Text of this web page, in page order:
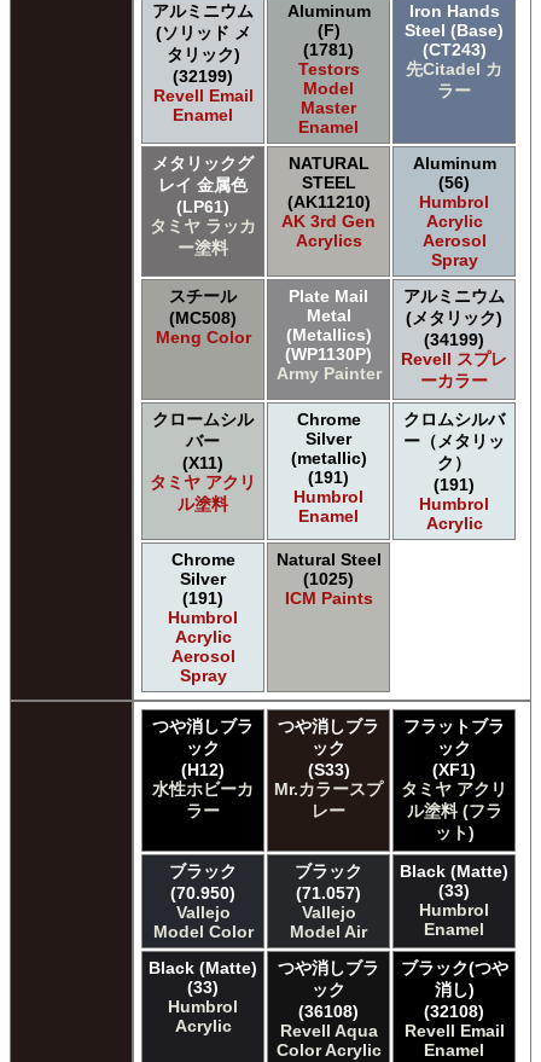
アルミニウム
(ソリッド メ
タリック)
(32199)
Revell Email
Enamel
Aluminum
(F)
(1781)
Testors
Model
Master
Enamel
Iron Hands
Steel (Base)
(CT243)
先Citadel カ
ラー
メタリックグ
レイ 金属色
(LP61)
タミヤ ラッカ
ー塗料
NATURAL
STEEL
(AK11210)
AK 3rd Gen
Acrylics
Aluminum
(56)
Humbrol
Acrylic
Aerosol
Spray
スチール
(MC508)
Meng Color
Plate Mail
Metal
(Metallics)
(WP1130P)
Army Painter
アルミニウム
(メタリック)
(34199)
Revell スプレ
ーカラー
クロームシル
バー
(X11)
タミヤ アクリ
ル塗料
Chrome
Silver
(metallic)
(191)
Humbrol
Enamel
クロムシルバ
ー（メタリッ
ク）
(191)
Humbrol
Acrylic
Chrome
Silver
(191)
Humbrol
Acrylic
Aerosol
Spray
Natural Steel
(1025)
ICM Paints
つや消しブラ
ック
(H12)
水性ホビーカ
ラー
つや消しブラ
ック
(S33)
Mr.カラースプ
レー
フラットブラ
ック
(XF1)
タミヤ アクリ
ル塗料 (フラ
ット)
ブラック
(70.950)
Vallejo
Model Color
ブラック
(71.057)
Vallejo
Model Air
Black (Matte)
(33)
Humbrol
Enamel
Black (Matte)
(33)
Humbrol
Acrylic
つや消しブラ
ック
(36108)
Revell Aqua
Color Acrylic
ブラック(つや
消し)
(32108)
Revell Email
Enamel